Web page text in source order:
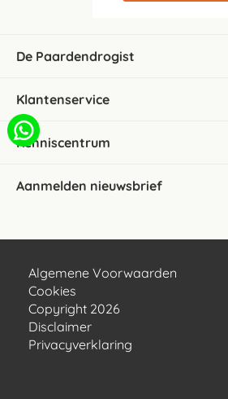
De Paardendrogist
Klantenservice
Kenniscentrum
Aanmelden nieuwsbrief
Algemene Voorwaarden
Cookies
Copyright 2026
Disclaimer
Privacyverklaring